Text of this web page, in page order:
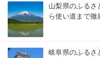
山梨県のふるさ
ら使い道まで徹
岐阜県のふるさ